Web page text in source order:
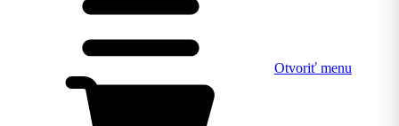
Otvoriť menu